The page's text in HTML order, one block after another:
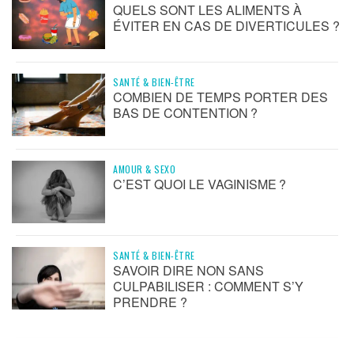
QUELS SONT LES ALIMENTS À
ÉVITER EN CAS DE DIVERTICULES ?
SANTÉ & BIEN-ÊTRE
COMBIEN DE TEMPS PORTER DES
BAS DE CONTENTION ?
AMOUR & SEXO
C’EST QUOI LE VAGINISME ?
SANTÉ & BIEN-ÊTRE
SAVOIR DIRE NON SANS
CULPABILISER : COMMENT S’Y
PRENDRE ?